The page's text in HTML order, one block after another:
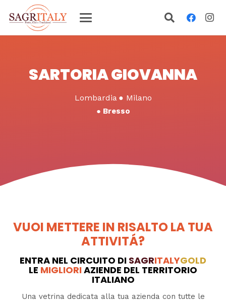
SARTORIA GIOVANNA
Lombardia ● Milano
● Bresso
VUOI METTERE IN RISALTO LA TUA
ATTIVITÁ?
ENTRA NEL CIRCUITO DI SAGRITALYGOLD
LE MIGLIORIAZIENDE DEL TERRITORIO
ITALIANO
Una vetrina dedicata alla tua azienda con tutte le